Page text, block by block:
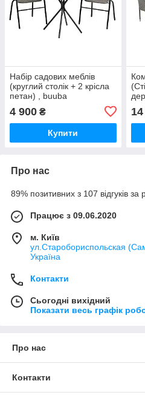
Набір садових меблів
(круглий столік + 2 крісла
петан) , buuba
4 900 ₴
Купити
Про нас
89% позитивних з 107 відгуків за
Працює з 09.06.2020
м. Київ
ул.Старобориспольская
Україна
Контакти
Сьогодні вихідний
Показати весь графік
Про нас
Контакти